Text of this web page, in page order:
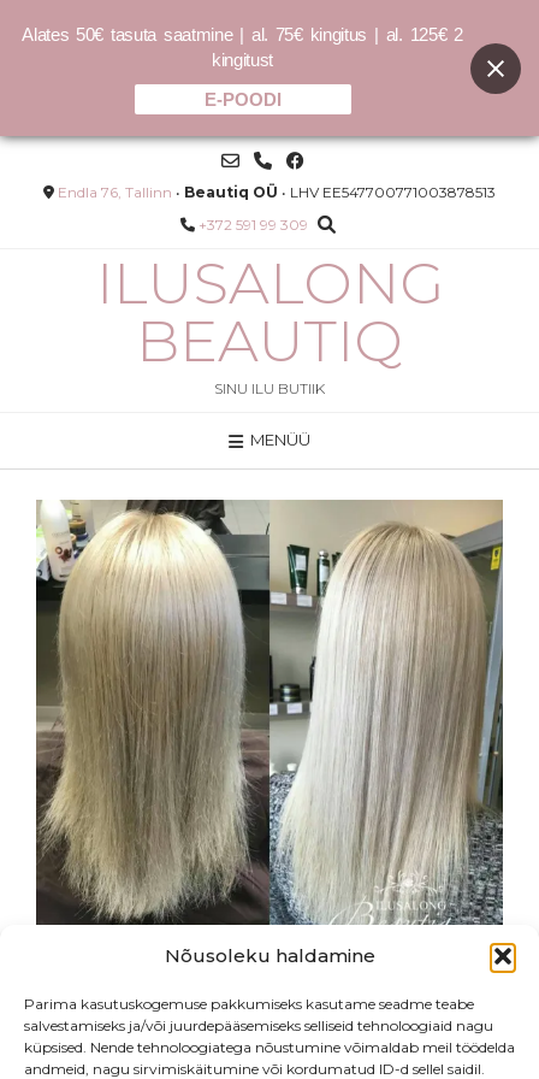
Nõusoleku haldamine
Parima kasutuskogemuse pakkumiseks kasutame seadme teabe
salvestamiseks ja/või juurdepääsemiseks selliseid tehnoloogiaid nagu
küpsised. Nende tehnoloogiatega nõustumine võimaldab meil töödelda
andmeid, nagu sirvimiskäitumine või kordumatud ID-d sellel saidil.
COCOCHOCO Gold Brazilian
Keratin
50.00€–150.00€
product
has
multiple
variants.
The
options
may
be
chosen
on
the
product
page
Skip
contentEndla 76, Tallinn • Beautiq OÜ • LHV EE547700771003878513
+372 591 99 309
ILUSALONG
BEAUTIQ
SINU ILU BUTIIK
MENÜÜ
Alates 50€ tasuta saatmine | al. 75€ kingitus | al. 125€ 2
kingitust
E-POODI